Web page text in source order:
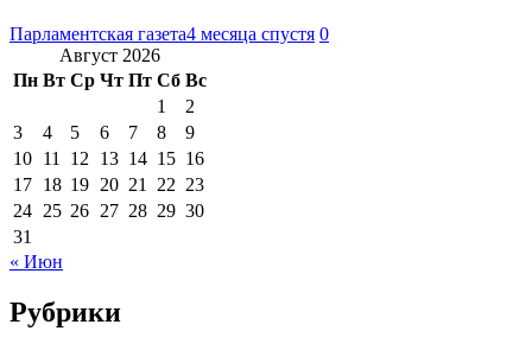
Парламентская газета4 месяца спустя 0
Август 2026
Пн Вт Ср Чт Пт Сб Вс
1
2
3
4 5 6 7 8
9
10 11 12 13 14 15 16
17 18 19 20 21 22 23
24 25 26 27 28 29 30
31
« Июн
Рубрики